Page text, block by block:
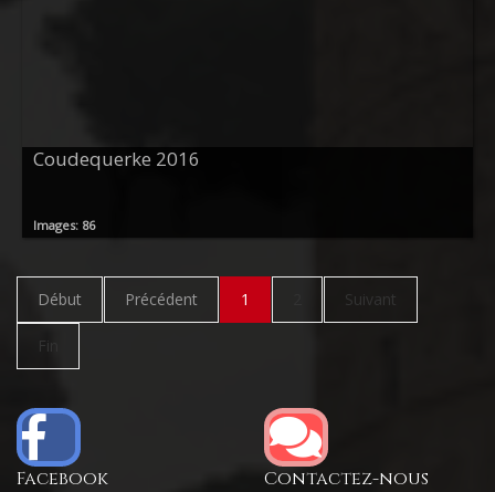
Coudequerke 2016
Images: 86
Début Précédent 1 Suivant
Fin
Facebook Contactez-nous